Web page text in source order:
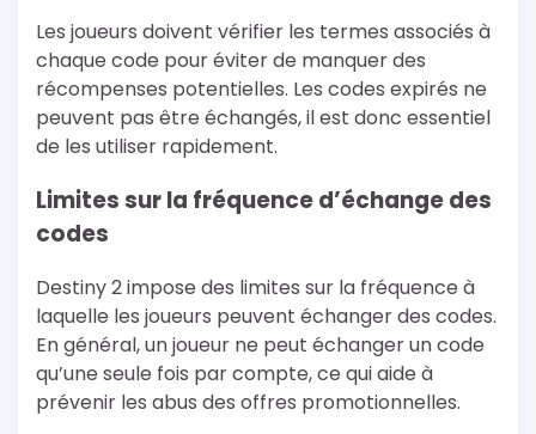
Les joueurs doivent vérifier les termes associés à
chaque code pour éviter de manquer des
récompenses potentielles. Les codes expirés ne
peuvent pas être échangés, il est donc essentiel
de les utiliser rapidement.
Limites sur la fréquence d’échange des
codes
Destiny 2 impose des limites sur la fréquence à
laquelle les joueurs peuvent échanger des codes.
En général, un joueur ne peut échanger un code
qu’une seule fois par compte, ce qui aide à
prévenir les abus des offres promotionnelles.